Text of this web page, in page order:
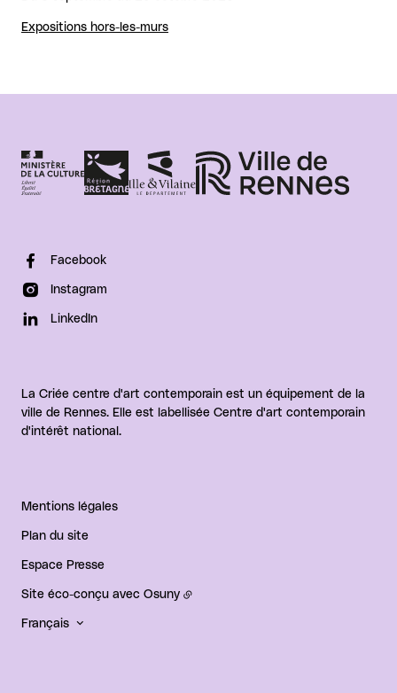
Expositions hors-les-murs
Facebook
Instagram
LinkedIn
La Criée centre d'art contemporain est un équipement de la
ville de Rennes. Elle est labellisée Centre d'art contemporain
d'intérêt national.
Mentions légales
Plan du site
Espace Presse
Site éco-conçu avec Osuny
Français